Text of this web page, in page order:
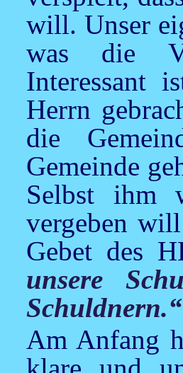
will. Unser
was die
Interessant
Herrn
die
Gemeinde
Selbst ihm
vergeben
Gebet des
unsere
Schuldnern.“
Am Anfang